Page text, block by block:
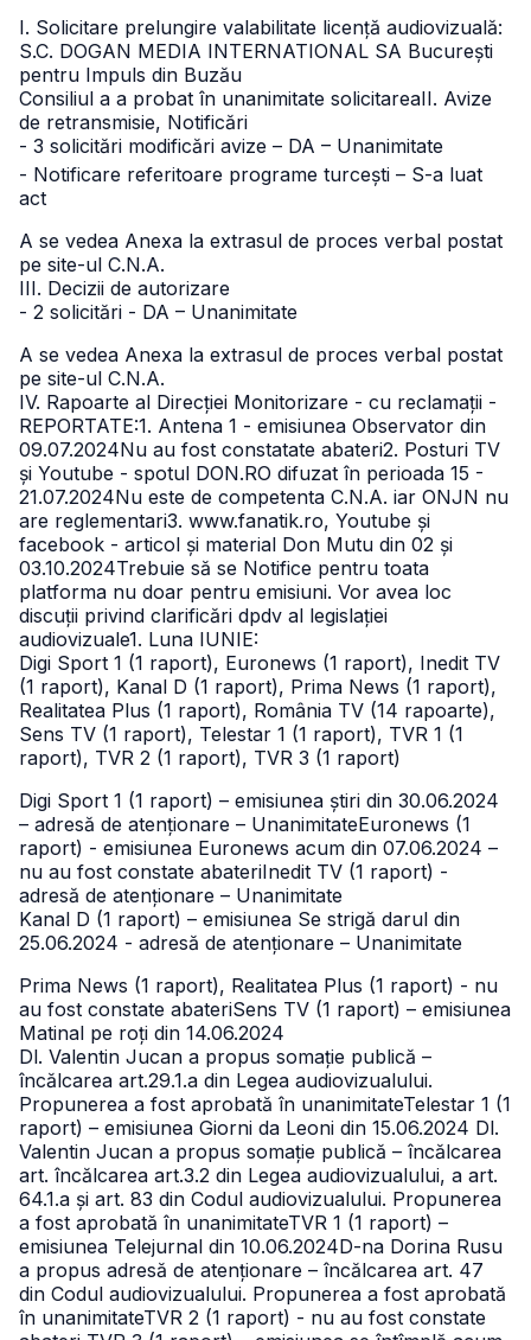
I. Solicitare prelungire valabilitate licență audiovizuală:
S.C. DOGAN MEDIA INTERNATIONAL SA București
pentru Impuls din Buzău
Consiliul a a probat în unanimitate solicitareaII. Avize
de retransmisie, Notificări
- 3 solicitări modificări avize – DA – Unanimitate
- Notificare referitoare programe turcești – S-a luat
act
A se vedea Anexa la extrasul de proces verbal postat
pe site-ul C.N.A.
III. Decizii de autorizare
- 2 solicitări - DA – Unanimitate
A se vedea Anexa la extrasul de proces verbal postat
pe site-ul C.N.A.
IV. Rapoarte al Direcției Monitorizare - cu reclamații -
REPORTATE:1. Antena 1 - emisiunea Observator din
09.07.2024Nu au fost constatate abateri2. Posturi TV
și Youtube - spotul DON.RO difuzat în perioada 15 -
21.07.2024Nu este de competenta C.N.A. iar ONJN nu
are reglementari3. www.fanatik.ro, Youtube și
facebook - articol și material Don Mutu din 02 și
03.10.2024Trebuie să se Notifice pentru toata
platforma nu doar pentru emisiuni. Vor avea loc
discuții privind clarificări dpdv al legislației
audiovizuale1. Luna IUNIE:
Digi Sport 1 (1 raport), Euronews (1 raport), Inedit TV
(1 raport), Kanal D (1 raport), Prima News (1 raport),
Realitatea Plus (1 raport), România TV (14 rapoarte),
Sens TV (1 raport), Telestar 1 (1 raport), TVR 1 (1
raport), TVR 2 (1 raport), TVR 3 (1 raport)
Digi Sport 1 (1 raport) – emisiunea știri din 30.06.2024
– adresă de atenționare – UnanimitateEuronews (1
raport) - emisiunea Euronews acum din 07.06.2024 –
nu au fost constate abateriInedit TV (1 raport) -
adresă de atenționare – Unanimitate
Kanal D (1 raport) – emisiunea Se strigă darul din
25.06.2024 - adresă de atenționare – Unanimitate
Prima News (1 raport), Realitatea Plus (1 raport) - nu
au fost constate abateriSens TV (1 raport) – emisiunea
Matinal pe roți din 14.06.2024
Dl. Valentin Jucan a propus somație publică –
încălcarea art.29.1.a din Legea audiovizualului.
Propunerea a fost aprobată în unanimitateTelestar 1 (1
raport) – emisiunea Giorni da Leoni din 15.06.2024 Dl.
Valentin Jucan a propus somație publică – încălcarea
art. încălcarea art.3.2 din Legea audiovizualului, a art.
64.1.a și art. 83 din Codul audiovizualului. Propunerea
a fost aprobată în unanimitateTVR 1 (1 raport) –
emisiunea Telejurnal din 10.06.2024D-na Dorina Rusu
a propus adresă de atenționare – încălcarea art. 47
din Codul audiovizualului. Propunerea a fost aprobată
în unanimitateTVR 2 (1 raport) - nu au fost constate